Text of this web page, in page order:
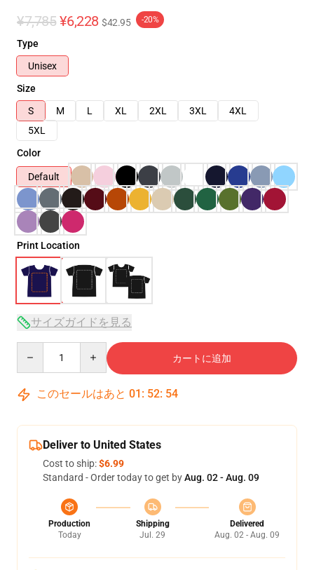
¥7,785 ¥6,228 $42.95 -20%
Type
Unisex
Size
S
M L XL 2XL 3XL
4XL
5XL
Color
Default
Print Location
サイズガイドを見る
カートに追加
このセールはあと 01 : 52: 53
Deliver to United States
Cost to ship:$6.99
Standard - Order today to get byAug. 02 - Aug. 09
Production
Today
Shipping
Jul. 29
Delivered
Aug. 02 - Aug. 09